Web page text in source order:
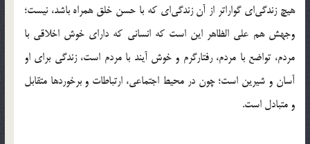
هیچ زندگی‌ای گواراتر از آن زندگی‌ای که با حسن خلق همراه باشد، نیست؛
وجهش هم علی الظاهر این است که انسانی که دارای خوش اخلاقی با
مردم، تواضع با مردم، رفتارگرم و خوش آیند با مردم است، زندگی برای او
آسان و شیرین است؛ چون در محیط اجتماعی، ارتباطات و برخوردها متقابل
و متبادل است.